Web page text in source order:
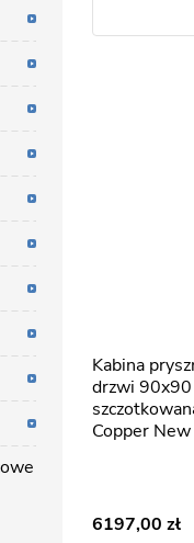
Kabina prysznicowa pełne
drzwi
Copper
6197,00